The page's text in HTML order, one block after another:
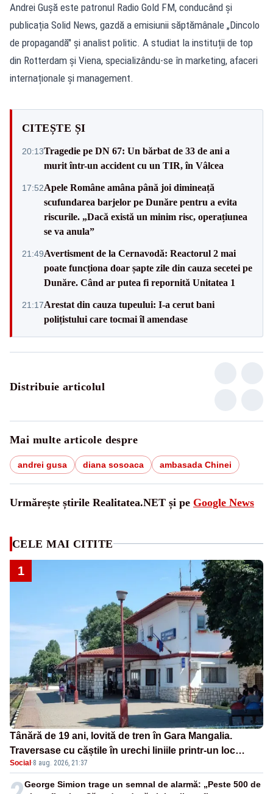
Andrei Gușă este patronul Radio Gold FM, conducând și
publicația Solid News, gazdă a emisiunii săptămânale „Dincolo
de propagandă" și analist politic. A studiat la instituții de top
din Rotterdam și Viena, specializându-se în marketing, afaceri
internaționale și management.
CITEȘTE ȘI
20:13Tragedie pe DN 67: Un bărbat de 33 de ani a
murit într-un accident cu un TIR, în Vâlcea
17:52Apele Române amâna până joi dimineață
scufundarea barjelor pe Dunăre pentru a evita
riscurile. „Dacă există un minim risc, operațiunea
se va anula”
21:49Avertisment de la Cernavodă: Reactorul 2 mai
poate funcționa doar șapte zile din cauza secetei pe
Dunăre. Când ar putea fi repornită Unitatea 1
21:17Arestat din cauza tupeului: I-a cerut bani
polițistului care tocmai îl amendase
Distribuie articolul
Mai multe articole despre
andrei gusa diana sosoaca ambasada Chinei
Urmărește știrile Realitatea.NET și pe Google News
CELE MAI CITITE
1
Tânără de 19 ani, lovită de tren în Gara Mangalia.
Traversase cu căștile în urechi liniile printr-un loc
nepermis
Social ·8 aug. 2026, 21:37
George Simion trage un semnal de alarmă: „Peste 500 de